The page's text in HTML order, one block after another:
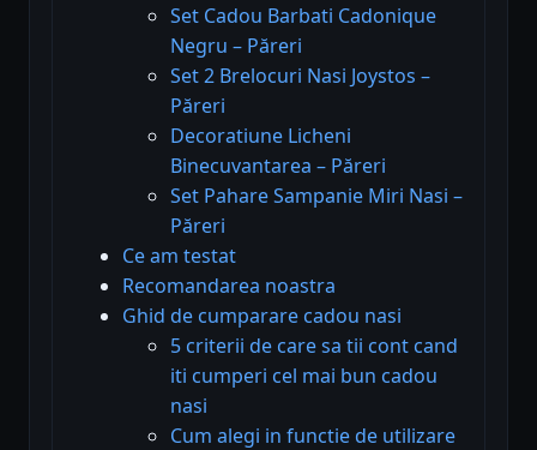
Set Cadou Barbati Cadonique
Negru – Păreri
Set 2 Brelocuri Nasi Joystos –
Păreri
Decoratiune Licheni
Binecuvantarea – Păreri
Set Pahare Sampanie Miri Nasi –
Păreri
Ce am testat
Recomandarea noastra
Ghid de cumparare cadou nasi
5 criterii de care sa tii cont cand
iti cumperi cel mai bun cadou
nasi
Cum alegi in functie de utilizare